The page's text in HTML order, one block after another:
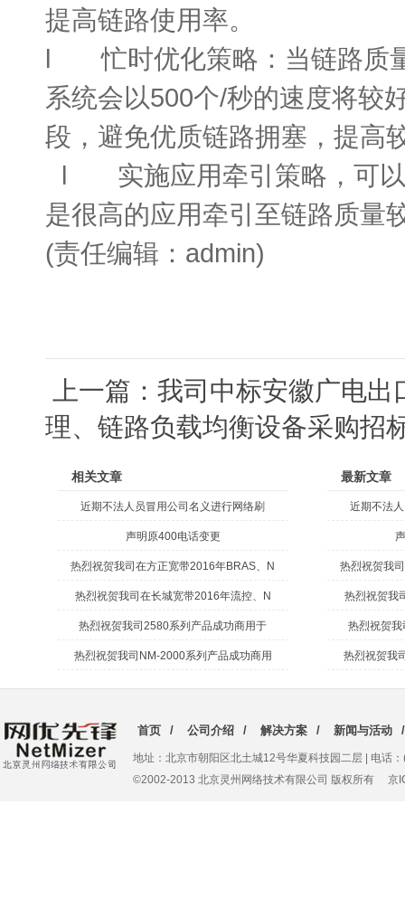
提高链路使用率。
l 忙时优化策略：当链路质
系统会以500个/秒的速度将较
段，避免优质链路拥塞，提高
l 实施应用牵引策略，可以
是很高的应用牵引至链路质
(责任编辑：admin)
上一篇： 我司中标安徽广电出
理、链路负载均衡设备采购招
相关文章
近期不法人员冒用公司名义进行网络刷
声明原400电话变更
热烈祝贺我司在方正宽带2016年BRAS、N
热烈祝贺我司在长城宽带2016年流控、N
热烈祝贺我司2580系列产品成功商用于
热烈祝贺我司NM-2000系列产品成功商用
最新文章
近期不法
热烈祝贺我
热烈祝贺我
热烈祝贺
热烈祝贺我
首页 / 公司介绍 / 解决方案 / 新闻与活动 /
地址：北京市朝阳区北土城12号华夏科技园二层 | 电话
©2002-2013 北京灵州网络技术有限公司 版权所有 京